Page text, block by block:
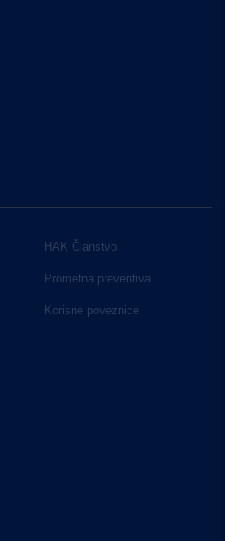
HAK Članstvo
Prometna preventiva
Korisne poveznice